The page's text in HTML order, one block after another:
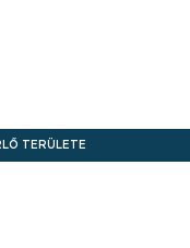
TERÜLETE